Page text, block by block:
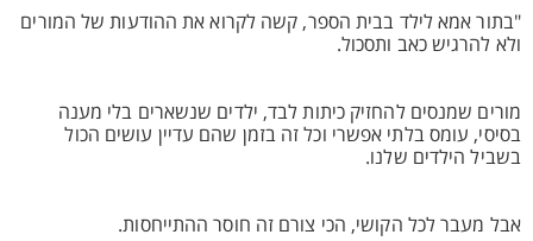
"בתור אמא לילד בבית הספר, קשה לקרוא את ההודעות של המורים
ולא להרגיש כאב ותסכול.
מורים שמנסים להחזיק כיתות לבד, ילדים שנשארים בלי מענה
בסיסי, עומס בלתי אפשרי וכל זה בזמן שהם עדיין עושים הכול
בשביל הילדים שלנו.
אבל מעבר לכל הקושי, הכי צורם זה חוסר ההתייחסות.